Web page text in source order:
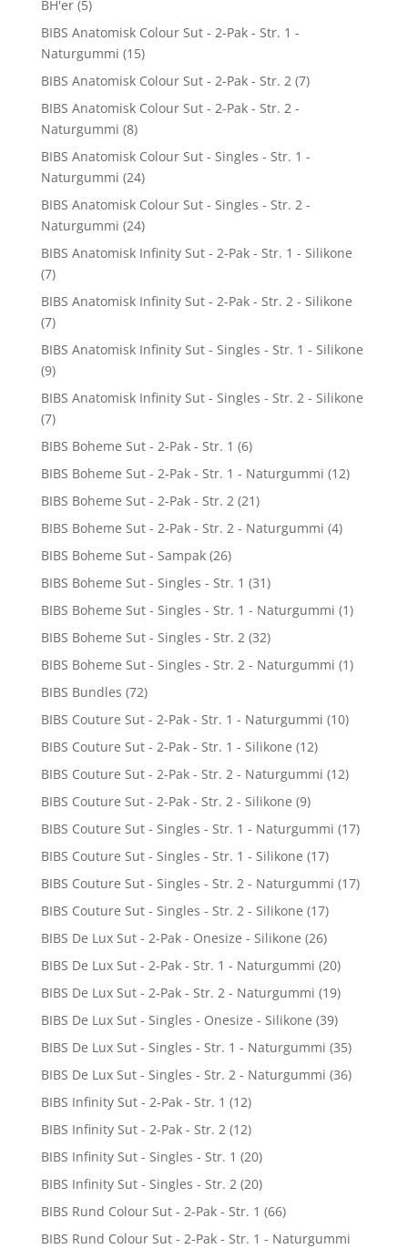
BH'er (5)
BIBS Anatomisk Colour Sut - 2-Pak - Str. 1 -
Naturgummi (15)
BIBS Anatomisk Colour Sut - 2-Pak - Str. 2 (7)
BIBS Anatomisk Colour Sut - 2-Pak - Str. 2 -
Naturgummi (8)
BIBS Anatomisk Colour Sut - Singles - Str. 1 -
Naturgummi (24)
BIBS Anatomisk Colour Sut - Singles - Str. 2 -
Naturgummi (24)
BIBS Anatomisk Infinity Sut - 2-Pak - Str. 1 - Silikone
(7)
BIBS Anatomisk Infinity Sut - 2-Pak - Str. 2 - Silikone
(7)
BIBS Anatomisk Infinity Sut - Singles - Str. 1 - Silikone
(9)
BIBS Anatomisk Infinity Sut - Singles - Str. 2 - Silikone
(7)
BIBS Boheme Sut - 2-Pak - Str. 1 (6)
BIBS Boheme Sut - 2-Pak - Str. 1 - Naturgummi (12)
BIBS Boheme Sut - 2-Pak - Str. 2 (21)
BIBS Boheme Sut - 2-Pak - Str. 2 - Naturgummi (4)
BIBS Boheme Sut - Sampak (26)
BIBS Boheme Sut - Singles - Str. 1 (31)
BIBS Boheme Sut - Singles - Str. 1 - Naturgummi (1)
BIBS Boheme Sut - Singles - Str. 2 (32)
BIBS Boheme Sut - Singles - Str. 2 - Naturgummi (1)
BIBS Bundles (72)
BIBS Couture Sut - 2-Pak - Str. 1 - Naturgummi (10)
BIBS Couture Sut - 2-Pak - Str. 1 - Silikone (12)
BIBS Couture Sut - 2-Pak - Str. 2 - Naturgummi (12)
BIBS Couture Sut - 2-Pak - Str. 2 - Silikone (9)
BIBS Couture Sut - Singles - Str. 1 - Naturgummi (17)
BIBS Couture Sut - Singles - Str. 1 - Silikone (17)
BIBS Couture Sut - Singles - Str. 2 - Naturgummi (17)
BIBS Couture Sut - Singles - Str. 2 - Silikone (17)
BIBS De Lux Sut - 2-Pak - Onesize - Silikone (26)
BIBS De Lux Sut - 2-Pak - Str. 1 - Naturgummi (20)
BIBS De Lux Sut - 2-Pak - Str. 2 - Naturgummi (19)
BIBS De Lux Sut - Singles - Onesize - Silikone (39)
BIBS De Lux Sut - Singles - Str. 1 - Naturgummi (35)
BIBS De Lux Sut - Singles - Str. 2 - Naturgummi (36)
BIBS Infinity Sut - 2-Pak - Str. 1 (12)
BIBS Infinity Sut - 2-Pak - Str. 2 (12)
BIBS Infinity Sut - Singles - Str. 1 (20)
BIBS Infinity Sut - Singles - Str. 2 (20)
BIBS Rund Colour Sut - 2-Pak - Str. 1 (66)
BIBS Rund Colour Sut - 2-Pak - Str. 1 - Naturgummi